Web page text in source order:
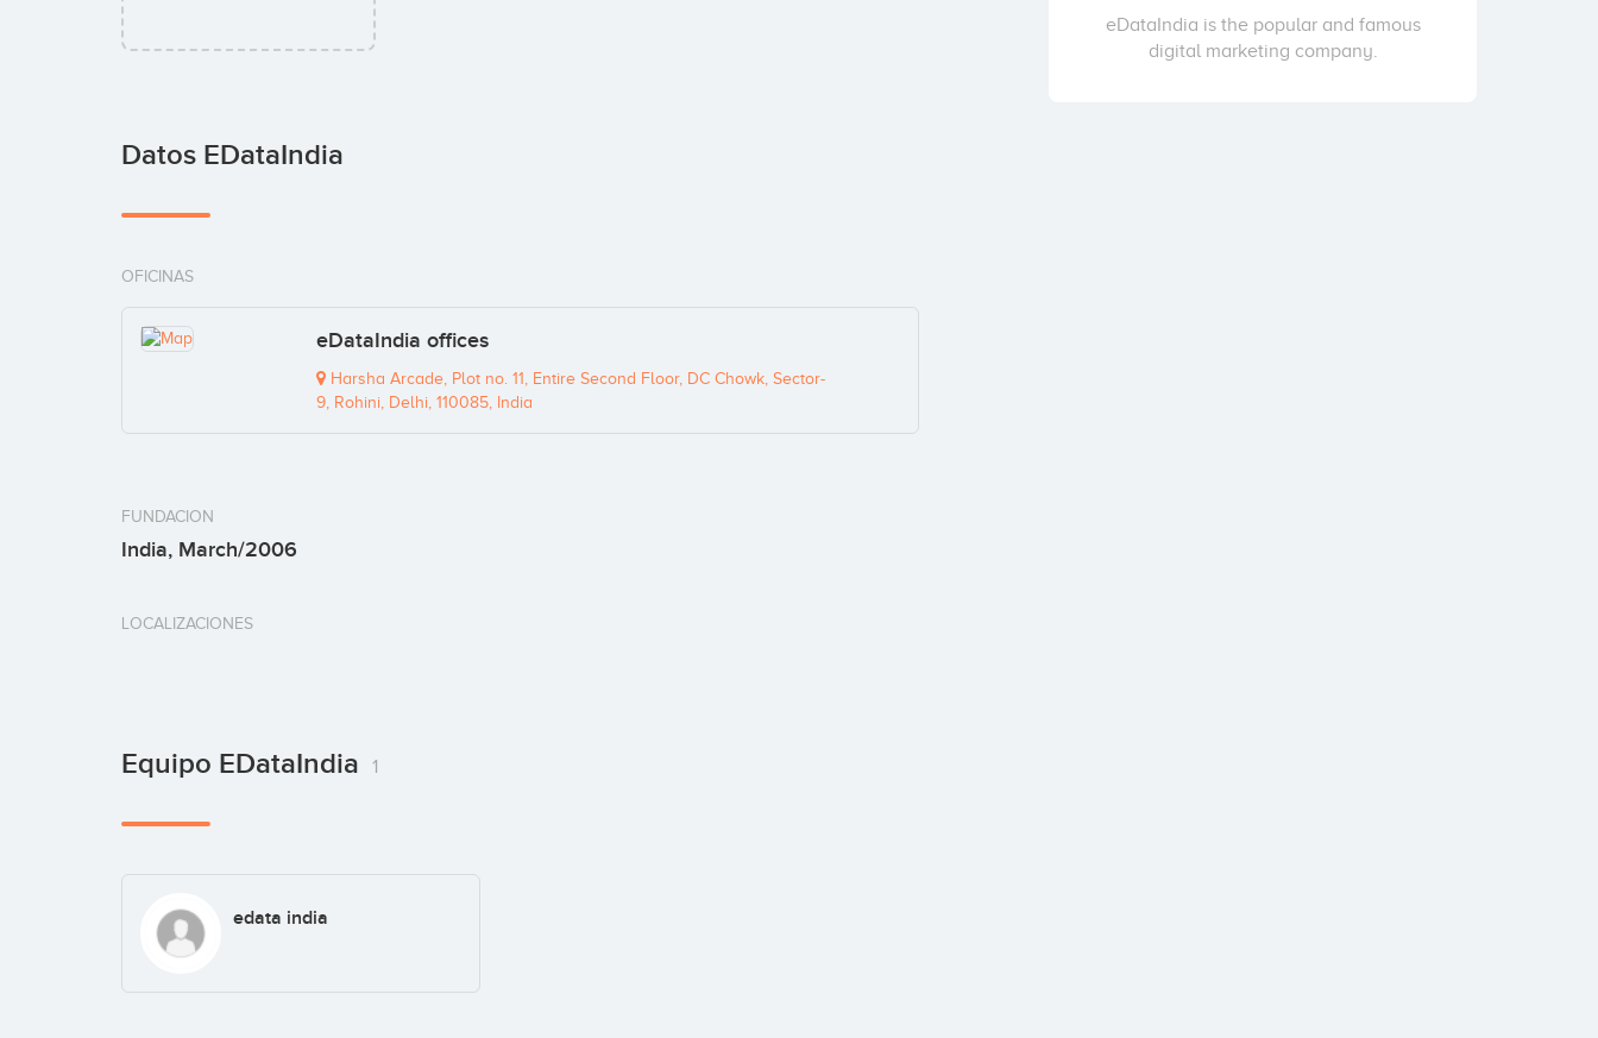
Datos EDataIndia
OFICINAS
eDataIndia offices
Harsha Arcade, Plot no. 11, Entire Second Floor, DC Chowk, Sector-
9, Rohini, Delhi, 110085, India
FUNDACION
India, March/2006
LOCALIZACIONES
Equipo EDataIndia 1
edata india
eDataIndia is the popular and famous
digital marketing company.